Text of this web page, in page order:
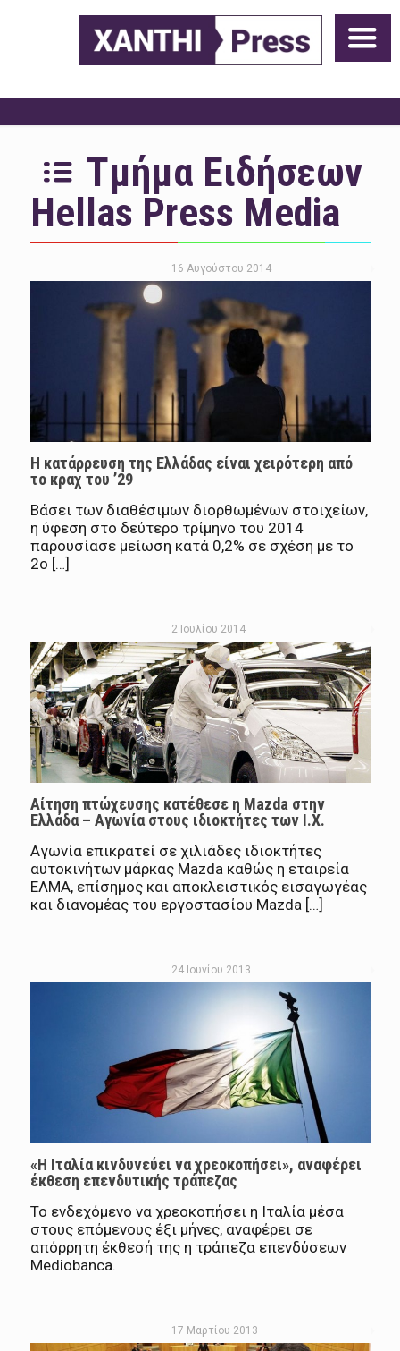
Τμήμα Ειδήσεων
Hellas Press Media
16 Αυγούστου 2014
Η κατάρρευση της Ελλάδας είναι χειρότερη από
το κραχ του ’29
Βάσει των διαθέσιμων διορθωμένων στοιχείων,
η ύφεση στο δεύτερο τρίμηνο του 2014
παρουσίασε μείωση κατά 0,2% σε σχέση με το
2ο […]
2 Ιουλίου 2014
Αίτηση πτώχευσης κατέθεσε η Mazda στην
Ελλάδα – Αγωνία στους ιδιοκτήτες των Ι.Χ.
Αγωνία επικρατεί σε χιλιάδες ιδιοκτήτες
αυτοκινήτων μάρκας Mazda καθώς η εταιρεία
ΕΛΜΑ, επίσημος και αποκλειστικός εισαγωγέας
και διανομέας του εργοστασίου Mazda […]
24 Ιουνίου 2013
«Η Ιταλία κινδυνεύει να χρεοκοπήσει», αναφέρει
έκθεση επενδυτικής τράπεζας
Το ενδεχόμενο να χρεοκοπήσει η Ιταλία μέσα
στους επόμενους έξι μήνες, αναφέρει σε
απόρρητη έκθεσή της η τράπεζα επενδύσεων
Mediobanca.
17 Μαρτίου 2013